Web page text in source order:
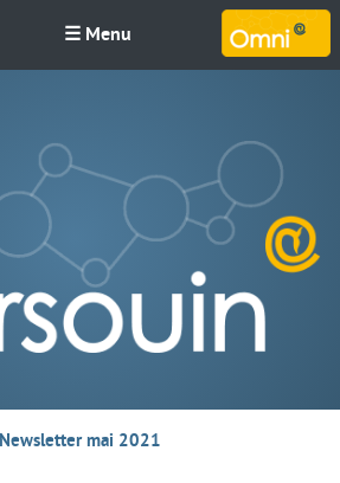
☰ Menu
Newsletter mai 2021